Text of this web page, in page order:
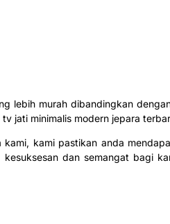
lebih murah dibandingkan
jati minimalis modern jepara
kami pastikan anda
dan semangat bagi